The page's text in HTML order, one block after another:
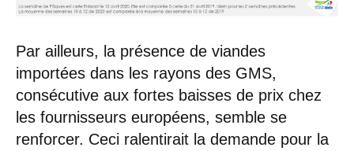
Par ailleurs, la présence de viandes
importées dans les rayons des GMS,
consécutive aux fortes baisses de prix chez
les fournisseurs européens, semble se
renforcer. Ceci ralentirait la demande pour la